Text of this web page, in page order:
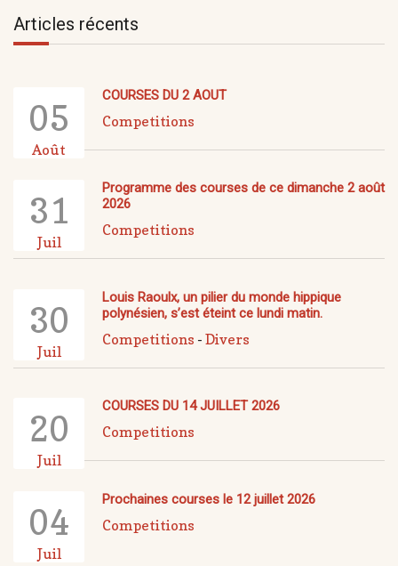
Articles récents
05
Août
COURSES DU 2 AOUT
Competitions
31
Juil
Programme des courses de ce dimanche 2 août
2026
Competitions
30
Juil
Louis Raoulx, un pilier du monde hippique
polynésien, s’est éteint ce lundi matin.
Competitions - Divers
20
Juil
COURSES DU 14 JUILLET 2026
Competitions
04
Juil
Prochaines courses le 12 juillet 2026
Competitions